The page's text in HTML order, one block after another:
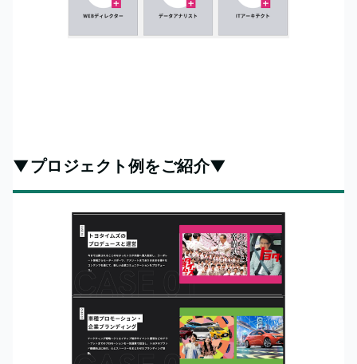
▼プロジェクト例をご紹介▼